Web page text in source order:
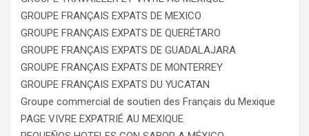
GROUPE FRANÇAIS EXPATS DE MEXICO
GROUPE FRANÇAIS EXPATS DE QUERÉTARO
GROUPE FRANÇAIS EXPATS DE GUADALAJARA
GROUPE FRANÇAIS EXPATS DE MONTERREY
GROUPE FRANÇAIS EXPATS DU YUCATAN
Groupe commercial de soutien des Français du Mexique
PAGE VIVRE EXPATRIÉ AU MEXIQUE